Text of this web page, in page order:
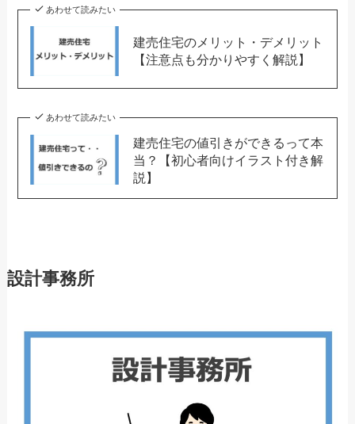
あわせて読みたい
建売住宅のメリット・デメリット
【注意点も分かりやすく解説】
あわせて読みたい
建売住宅の値引きができるって本
当？【初心者向けイラスト付き解
説】
設計事務所